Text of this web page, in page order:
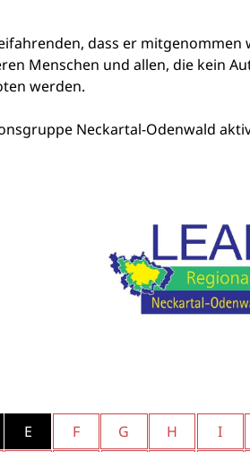
dass er mitgenommen
Menschen und allen, die kein
werden.
Neckartal-Odenwald
E F G H I